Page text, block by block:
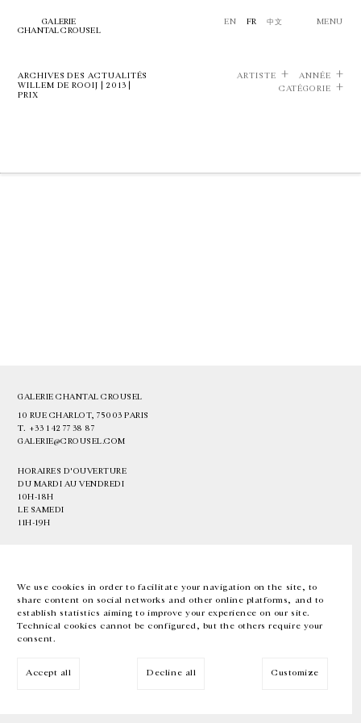
We use cookies in order to facilitate your navigation on the site, to
share content on social networks and other online platforms, and to
establish statistics aiming to improve your experience on our site.
Technical cookies cannot be configured, but the others require your
consent.
Accept all Decline all Customize
GALERIE
CHANTAL CROUSEL
EN FR 中文 MENU
ARCHIVES DES ACTUALITÉS
WILLEM DE ROOIJ | 2013 |
PRIX
ARTISTE
ANNÉE
CATÉGORIE
GALERIE CHANTAL CROUSEL
10 RUE CHARLOT, 75003 PARIS
T. +33 1 42 77 38 87
GALERIE@CROUSEL.COM
HORAIRES D'OUVERTURE
DU MARDI AU VENDREDI
10H-18H
LE SAMEDI
11H-19H
EN FR 中文 Facebook Instagram
Inscrivez-vous à notre newsletter